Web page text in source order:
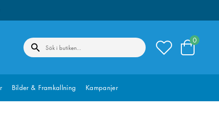
0
Bilder & Framkallning Kampanjer